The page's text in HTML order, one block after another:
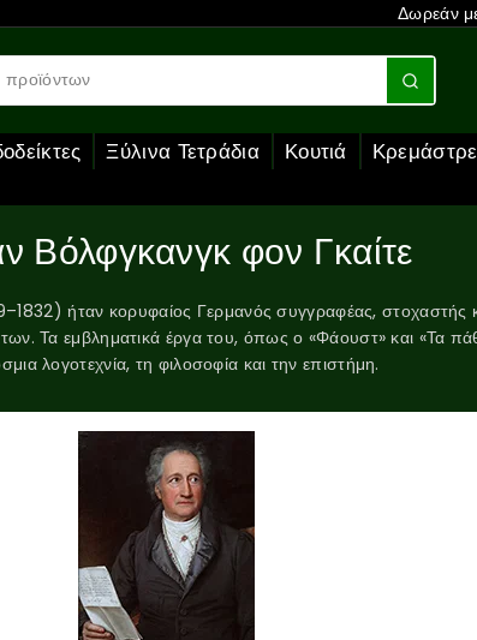
Δωρεάν
Ξύλινα Τετράδια Κουτιά
Βόλφγκανγκ φον Γκαίτε
ήταν κορυφαίος Γερμανός συγγραφέας, στοχαστής
Τα εμβληματικά έργα του, όπως ο «Φάουστ» και «Τα
λογοτεχνία, τη φιλοσοφία και την επιστήμη.